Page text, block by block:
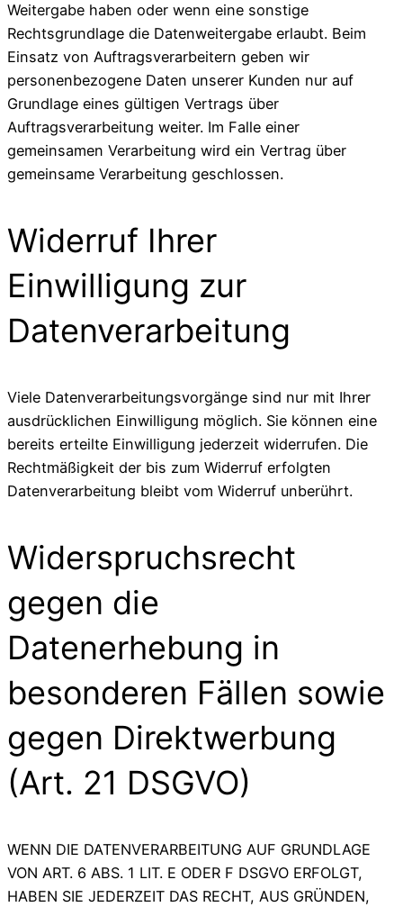
Weitergabe haben oder wenn eine sonstige
Rechtsgrundlage die Datenweitergabe erlaubt. Beim
Einsatz von Auftragsverarbeitern geben wir
personenbezogene Daten unserer Kunden nur auf
Grundlage eines gültigen Vertrags über
Auftragsverarbeitung weiter. Im Falle einer
gemeinsamen Verarbeitung wird ein Vertrag über
gemeinsame Verarbeitung geschlossen.
Widerruf Ihrer
Einwilligung zur
Datenverarbeitung
Viele Datenverarbeitungsvorgänge sind nur mit Ihrer
ausdrücklichen Einwilligung möglich. Sie können eine
bereits erteilte Einwilligung jederzeit widerrufen. Die
Rechtmäßigkeit der bis zum Widerruf erfolgten
Datenverarbeitung bleibt vom Widerruf unberührt.
Widerspruchsrecht
gegen die
Datenerhebung in
besonderen Fällen sowie
gegen Direktwerbung
(Art. 21 DSGVO)
WENN DIE DATENVERARBEITUNG AUF GRUNDLAGE
VON ART. 6 ABS. 1 LIT. E ODER F DSGVO ERFOLGT,
HABEN SIE JEDERZEIT DAS RECHT, AUS GRÜNDEN,